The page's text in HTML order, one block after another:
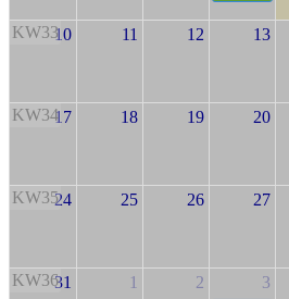
KW3310 11 12 13
KW3417 18 19 20
KW3524 25 26 27
KW3631 1 2 3